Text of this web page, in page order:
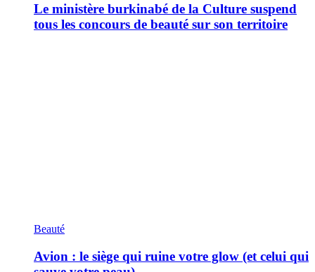
Le ministère burkinabé de la Culture suspend
tous les concours de beauté sur son territoire
Beauté
Avion : le siège qui ruine votre glow (et celui qui